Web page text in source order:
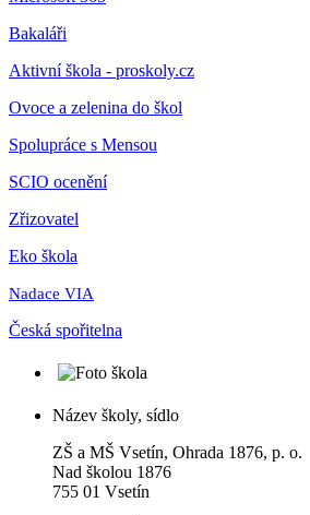
Bakaláři
Aktivní škola - proskoly.cz
Ovoce a zelenina do škol
Spolupráce s Mensou
SCIO ocenění
Zřizovatel
Eko škola
Nadace VIA
Česká spořitelna
Název školy, sídlo
ZŠ a MŠ Vsetín, Ohrada 1876, p. o.
Nad školou 1876
755 01 Vsetín